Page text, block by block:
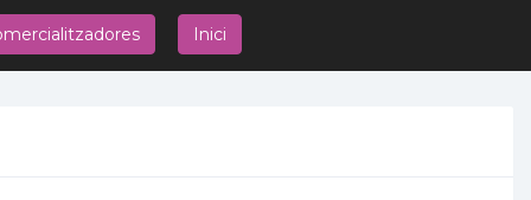
Inici